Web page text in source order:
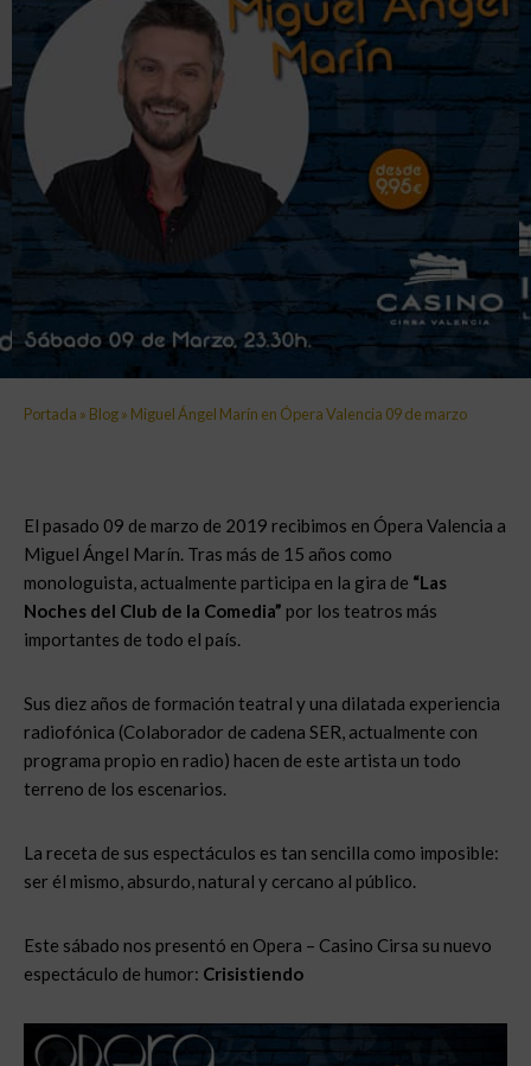
Portada » Blog» Miguel Ángel Marín en Ópera Valencia 09 de marzo
El pasado 09 de marzo de 2019 recibimos en Ópera Valencia a
Miguel Ángel Marín. Tras más de 15 años como
monologuista, actualmente participa en la gira de “Las
Noches del Club de la Comedia” por los teatros más
importantes de todo el país.
Sus diez años de formación teatral y una dilatada experiencia
radiofónica (Colaborador de cadena SER, actualmente con
programa propio en radio) hacen de este artista un todo
terreno de los escenarios.
La receta de sus espectáculos es tan sencilla como imposible:
ser él mismo, absurdo, natural y cercano al público.
Este sábado nos presentó en Opera – Casino Cirsa su nuevo
espectáculo de humor: Crisistiendo